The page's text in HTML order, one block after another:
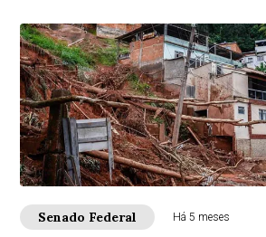
Senado Federal Há 5 meses